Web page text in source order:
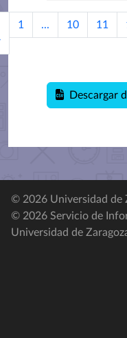
1 ... 10 11
Descargar
© 2026 Universidad de
© 2026 Servicio de
Universidad de